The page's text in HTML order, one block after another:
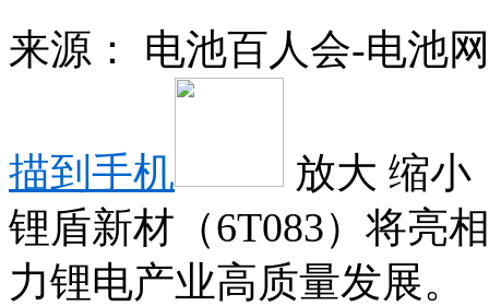
来源： 电池百人会-电池
描到手机 放大 缩小
锂盾新材（6T083）将亮
力锂电产业高质量发展。